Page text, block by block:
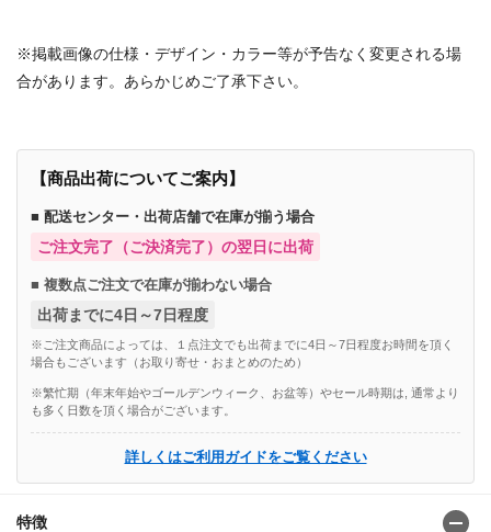
※掲載画像の仕様・デザイン・カラー等が予告なく変更される場
合があります。あらかじめご了承下さい。
【商品出荷についてご案内】
■ 配送センター・出荷店舗で在庫が揃う場合
ご注文完了（ご決済完了）の翌日に出荷
■ 複数点ご注文で在庫が揃わない場合
出荷までに4日～7日程度
※ご注文商品によっては、１点注文でも出荷までに4日～7日程度お時間を頂く
場合もございます（お取り寄せ・おまとめのため）
※繁忙期（年末年始やゴールデンウィーク、お盆等）やセール時期は, 通常より
も多く日数を頂く場合がございます。
詳しくはご利用ガイドをご覧ください
特徴